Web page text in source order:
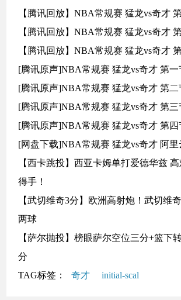
【腾讯回放】NBA常规赛 猛龙vs奇才
【腾讯回放】NBA常规赛 猛龙vs奇才
【腾讯回放】NBA常规赛 猛龙vs奇才
[腾讯原声]NBA常规赛 猛龙vs奇才 第一
[腾讯原声]NBA常规赛 猛龙vs奇才 第二
[腾讯原声]NBA常规赛 猛龙vs奇才 第三
[腾讯原声]NBA常规赛 猛龙vs奇才 第四
[网盘下载]NBA常规赛 猛龙vs奇才 阿里
【西卡跳投】西亚卡姆单打爱德华兹
得手！
【武切维奇3分】欧洲高射炮！武切维
两球
【萨尔抛投】榜眼萨尔空位三分+篮下
分
TAG标签：
奇才 initial-scal